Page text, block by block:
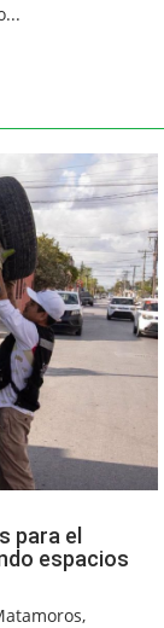
para el
espacios